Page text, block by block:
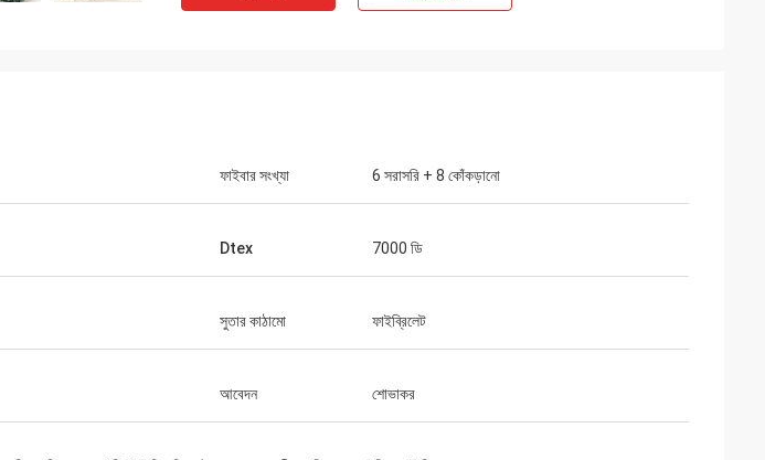
ফাইবার সংখ্যা 6 সরাসরি + 8 কোঁকড়ানো
Dtex 7000 ডি
সুতার কাঠামো ফাইব্রিলেট
আবেদন শোভাকর